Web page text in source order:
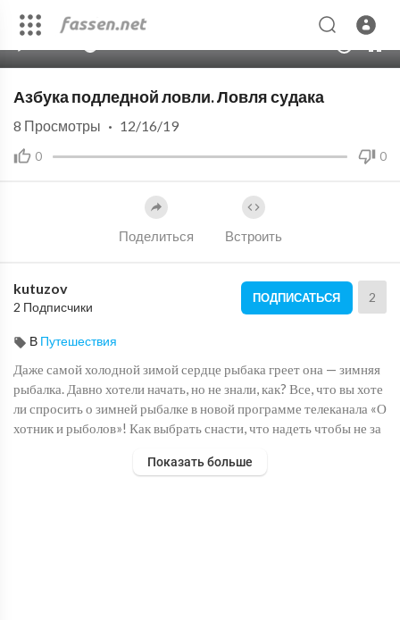
Азбука подледной ловли. Ловля судака
0 0
8 Просмотры · 12/16/19
Поделиться Встроить
kutuzov
2 Подписчики
ПОДПИСАТЬСЯ 2
В Путешествия
Даже самой холодной зимой сердце рыбака греет она — зимняя
рыбалка. Давно хотели начать, но не знали, как? Все, что вы хоте
ли спросить о зимней рыбалке в новой программе телеканала «О
хотник и рыболов»! Как выбрать снасти, что надеть чтобы не за
сто лова. Особенности техники, повадки рыб, хитрости и прием
Показать больше